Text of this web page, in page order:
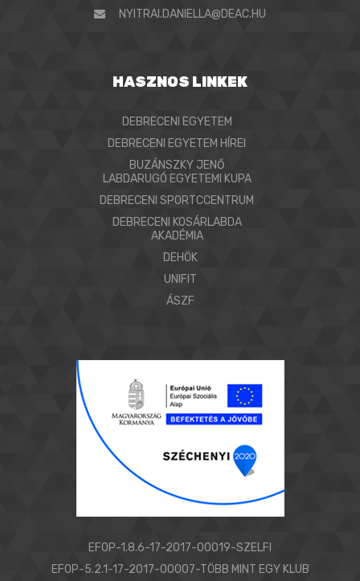
NYITRAI.DANIELLA@DEAC.HU
HASZNOS LINKEK
DEBRECENI EGYETEM
DEBRECENI EGYETEM HÍREI
BUZÁNSZKY JENŐ
LABDARUGÓ EGYETEMI KUPA
DEBRECENI SPORTCCENTRUM
DEBRECENI KOSÁRLABDA
AKADÉMIA
DEHÖK
UNIFIT
ÁSZF
EFOP-1.8.6-17-2017-00019-SZELFI
EFOP-5.2.1-17-2017-00007-TÖBB MINT EGY KLUB